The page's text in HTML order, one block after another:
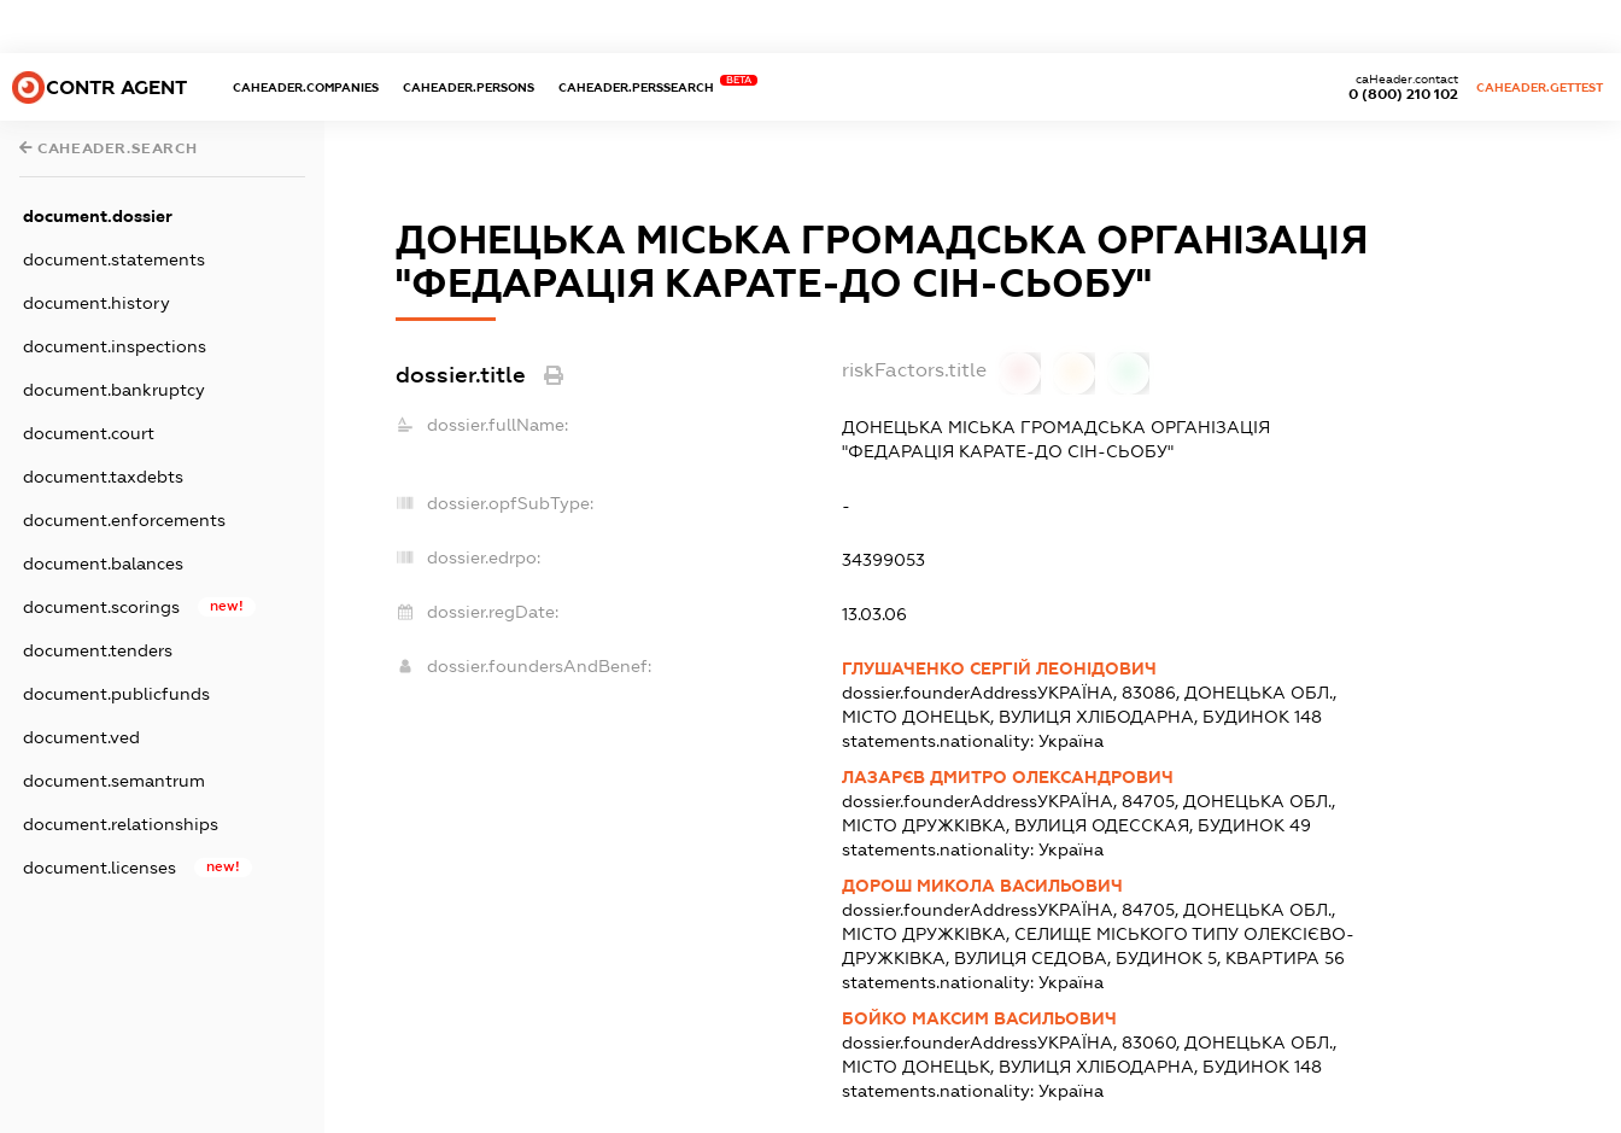
CONTR AGENT CAHEADER.COMPANIES CAHEADER.PERSONS CAHEADER.PERSSEARCH
BETA
0 (800) 210 102
caHeader.contact
CAHEADER.GETTEST
CAHEADER.SEARCH
document.dossier
document.statements
document.history
document.inspections
document.bankruptcy
document.court
document.taxdebts
document.enforcements
document.balances
document.scorings new!
document.tenders
document.publicfunds
document.ved
document.semantrum
document.relationships
document.licenses new!
ДОНЕЦЬКА МІСЬКА ГРОМАДСЬКА ОРГАНІЗАЦІЯ
"ФЕДАРАЦІЯ КАРАТЕ-ДО СІН-СЬОБУ"
dossier.title riskFactors.title
dossier.fullName:
ДОНЕЦЬКА МІСЬКА ГРОМАДСЬКА ОРГАНІЗАЦІЯ
"ФЕДАРАЦІЯ КАРАТЕ-ДО СІН-СЬОБУ"
dossier.opfSubType: -
dossier.edrpo: 34399053
dossier.regDate: 13.03.06
dossier.foundersAndBenef:
ГЛУШАЧЕНКО СЕРГІЙ ЛЕОНІДОВИЧ
dossier.founderAddressУКРАЇНА, 83086, ДОНЕЦЬКА ОБЛ.,
МІСТО ДОНЕЦЬК, ВУЛИЦЯ ХЛІБОДАРНА, БУДИНОК 148
statements.nationality:Україна
ЛАЗАРЄВ ДМИТРО ОЛЕКСАНДРОВИЧ
dossier.founderAddressУКРАЇНА, 84705, ДОНЕЦЬКА ОБЛ.,
МІСТО ДРУЖКІВКА, ВУЛИЦЯ ОДЕССКАЯ, БУДИНОК 49
statements.nationality:Україна
ДОРОШ МИКОЛА ВАСИЛЬОВИЧ
dossier.founderAddressУКРАЇНА, 84705, ДОНЕЦЬКА ОБЛ.,
МІСТО ДРУЖКІВКА, СЕЛИЩЕ МІСЬКОГО ТИПУ ОЛЕКСІЄВО-
ДРУЖКІВКА, ВУЛИЦЯ СЕДОВА, БУДИНОК 5, КВАРТИРА 56
statements.nationality:Україна
БОЙКО МАКСИМ ВАСИЛЬОВИЧ
dossier.founderAddressУКРАЇНА, 83060, ДОНЕЦЬКА ОБЛ.,
МІСТО ДОНЕЦЬК, ВУЛИЦЯ ХЛІБОДАРНА, БУДИНОК 148
statements.nationality:Україна